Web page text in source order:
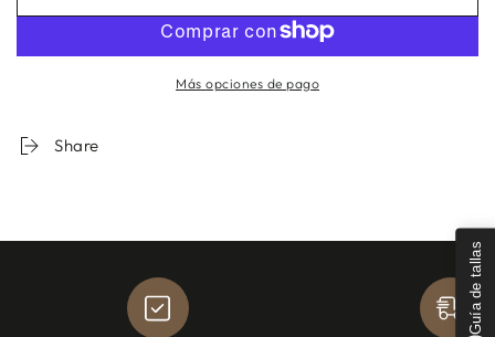
Guía de tallas
Más opciones de pago
Share